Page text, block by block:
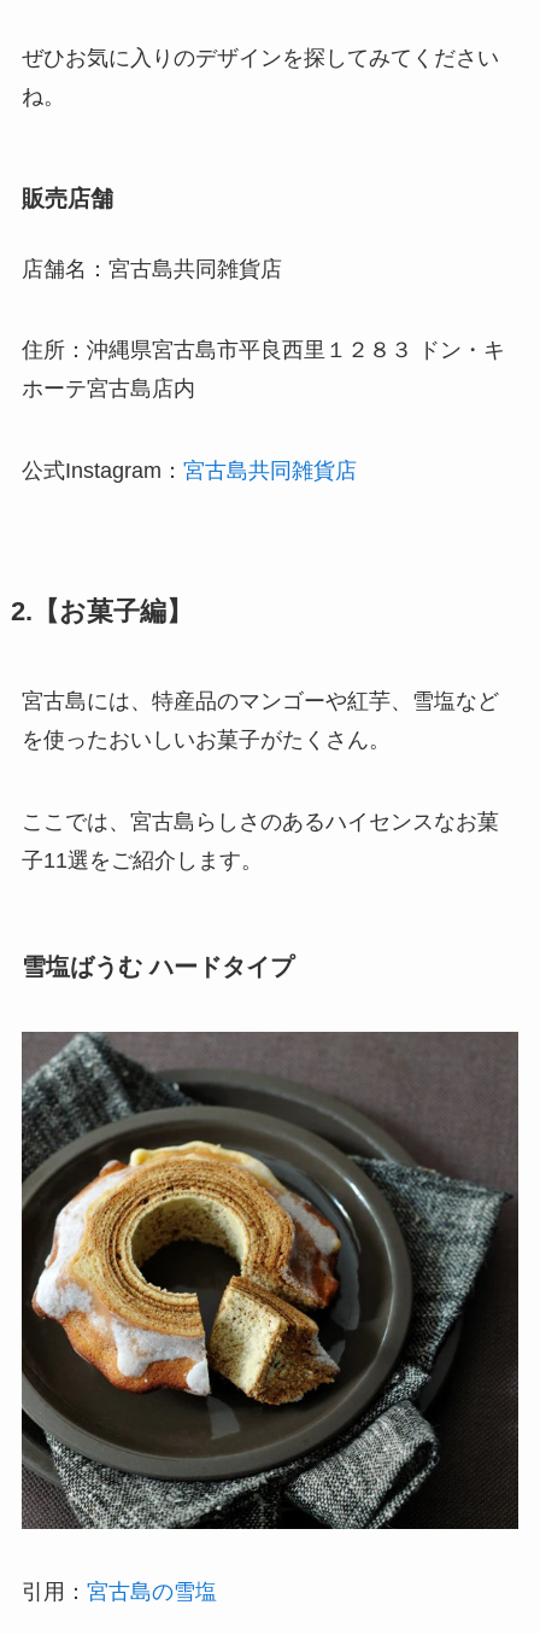
ぜひお気に入りのデザインを探してみてください
ね。
販売店舗
店舗名：宮古島共同雑貨店
住所：沖縄県宮古島市平良西里１２８３ ドン・キ
ホーテ宮古島店内
公式Instagram： 宮古島共同雑貨店
2.【お菓子編】
宮古島には、特産品のマンゴーや紅芋、雪塩など
を使ったおいしいお菓子がたくさん。
ここでは、宮古島らしさのあるハイセンスなお菓
子11選をご紹介します。
雪塩ばうむ ハードタイプ
引用： 宮古島の雪塩